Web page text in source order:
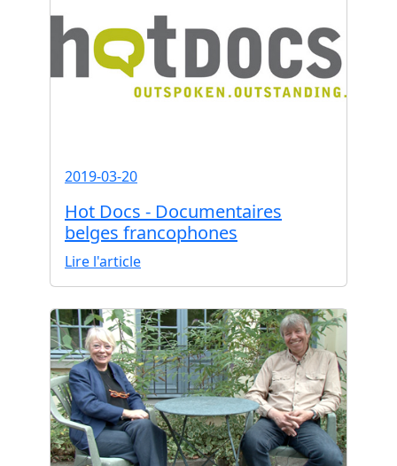
2019-03-20
Hot Docs - Documentaires
belges francophones
Lire l'article